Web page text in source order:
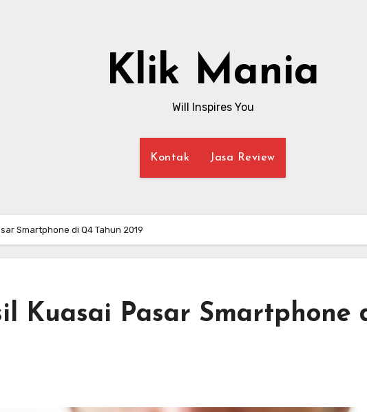
Klik Mania
Will Inspires You
Kontak Jasa Review
Smartphone di Q4 Tahun 2019
Kuasai Pasar Smartphone